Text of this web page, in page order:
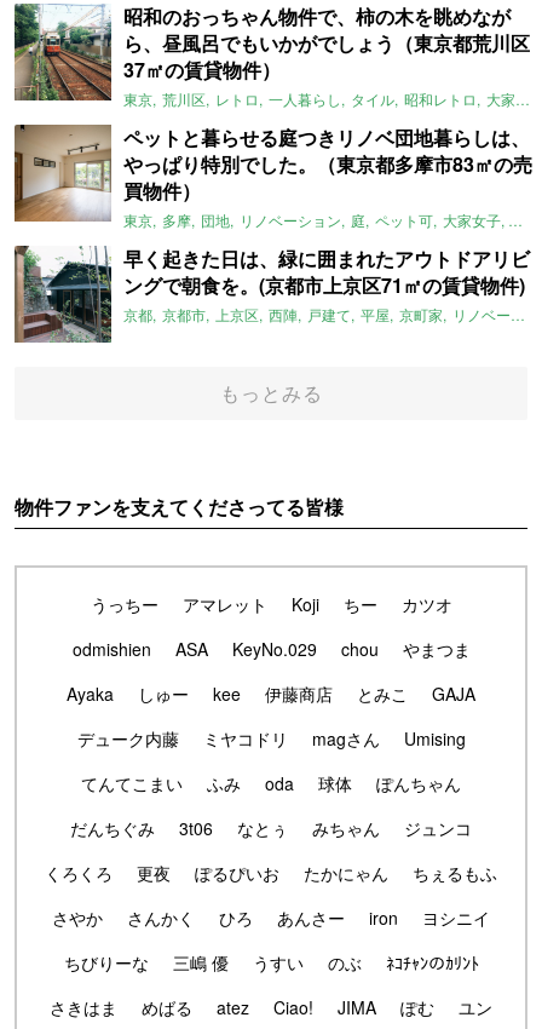
昭和のおっちゃん物件で、柿の木を眺めなが
ら、昼風呂でもいかがでしょう（東京都荒川区
37㎡の賃貸物件）
東京 荒川区 レトロ 一人暮らし タイル 昭和レトロ 大家女子
ペットと暮らせる庭つきリノベ団地暮らしは、
やっぱり特別でした。（東京都多摩市83㎡の売
買物件）
東京 多摩 団地 リノベーション 庭 ペット可 大家女子 団
早く起きた日は、緑に囲まれたアウトドアリビ
ングで朝食を。(京都市上京区71㎡の賃貸物件)
京都 京都市 上京区 西陣 戸建て 平屋 京町家 リノベーション
もっとみる
物件ファンを支えてくださってる皆様
うっちー アマレット Koji ちー
カツオ
odmishien
ASA KeyNo.029 chou
やまつま
Ayaka
しゅー kee 伊藤商店 とみこ
GAJA
デューク内藤
ミヤコドリ magさん
Umising
てんてこまい
ふみ oda 球体
ぽんちゃん
だんちぐみ
3t06 なとぅ みちゃん
ジュンコ
くろくろ
更夜 ぽるぴいお たかにゃん
ちぇるもふ
さやか
さんかく ひろ あんさー iron
ヨシニイ
ちびりーな
三嶋 優 うすい のぶ
ﾈｺﾁｬﾝのｶﾘﾝﾄ
さきはま
めばる atez Ciao! JIMA ぽむ
ユン